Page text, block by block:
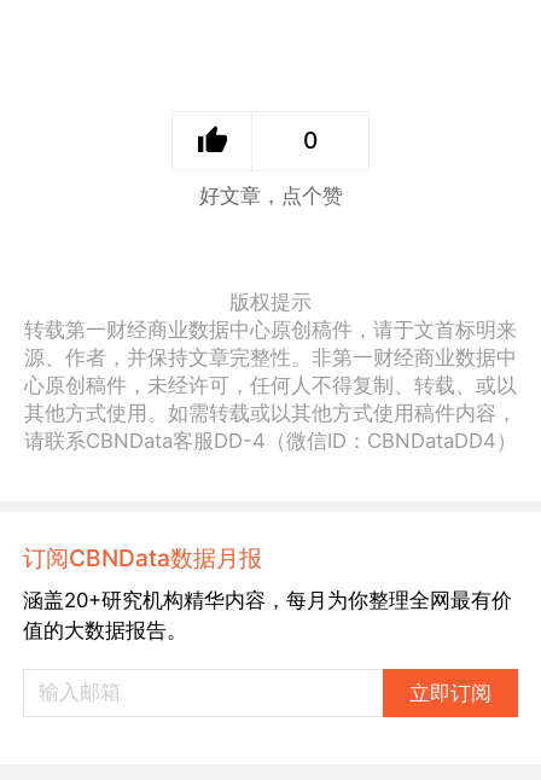
0
好文章，点个赞
版权提示
转载第一财经商业数据中心原创稿件，请于文首标明来
源、作者，并保持文章完整性。非第一财经商业数据中
心原创稿件，未经许可，任何人不得复制、转载、或以
其他方式使用。如需转载或以其他方式使用稿件内容，
请联系CBNData客服DD-4（微信ID：CBNDataDD4）
订阅CBNData数据月报
涵盖20+研究机构精华内容，每月为你整理全网最有价
值的大数据报告。
立即订阅